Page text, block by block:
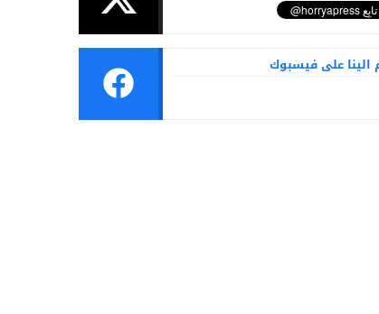
الينا على فيسبوك